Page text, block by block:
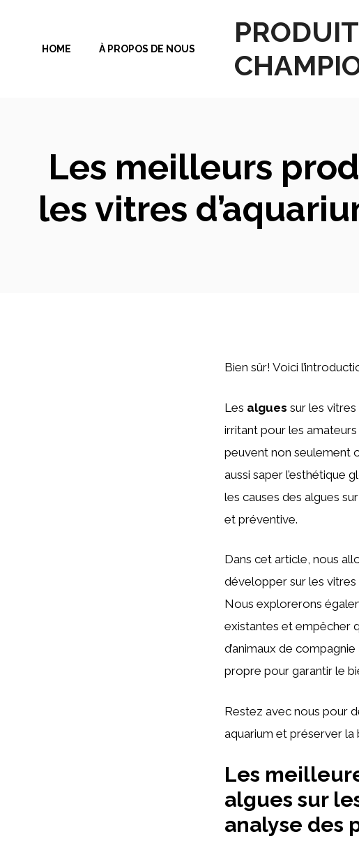
contenuHOME À PROPOS DE NOUS
Les meilleurs
les vitres
Bien sûr! Voici
Les algues sur les
irritant pour les
peuvent non seulement
aussi saper l’esthétique
les causes des algues
et préventive.
Dans cet article, nous
développer sur les vitres
Nous explorerons
existantes et empêcher
d’animaux de
propre pour garantir le
Restez avec nous pour
aquarium et préserver
Les
algues sur
analyse des